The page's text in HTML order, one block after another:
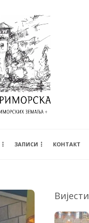
ЗАПИСИ КОНТАКТ
Вијести